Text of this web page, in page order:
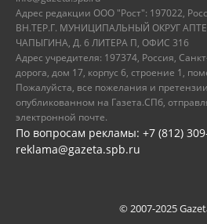
Адрес редакции ООО "Рост": 197022,
ВН.ТЕР.Г. МУНИЦИПАЛЬНЫЙ ОКРУГ
ЧАПЫГИНА, Д. 6 ЛИТЕРА П, ОФИС 316
Адрес учредителя: 197374, Россия,
дорога, дом 17, корпус 6, строение 1,
Пожалуйста, все пожелания и
опубликованном на Газета.СПб,
электронной почте.
По вопросам рекламы: +7 (812)
reklama@gazeta.spb.ru
© 2007-2025